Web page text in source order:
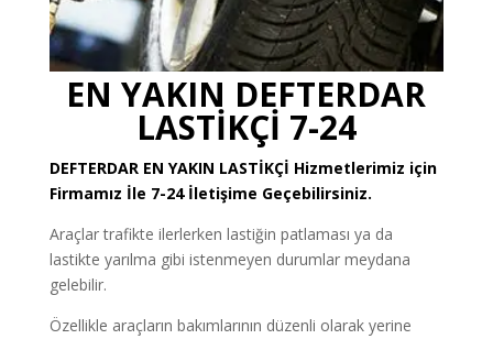
EN YAKIN DEFTERDAR
LASTİKÇİ 7-24
DEFTERDAR EN YAKIN LASTİKÇİ Hizmetlerimiz için
Firmamız İle 7-24 İletişime Geçebilirsiniz.
Araçlar trafikte ilerlerken lastiğin patlaması ya da
lastikte yarılma gibi istenmeyen durumlar meydana
gelebilir.
Özellikle araçların bakımlarının düzenli olarak yerine